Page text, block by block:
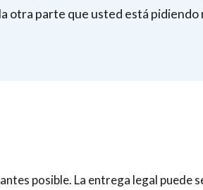
otra parte que usted está pidiendo
posible. La entrega legal puede